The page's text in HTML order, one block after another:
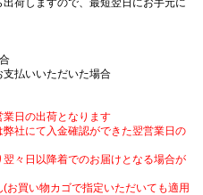
支払いいただいた場合
日の出荷となります
社にて入金確認ができた翌営業日の
々日以降着でのお届けとなる場合が
買い物カゴで指定いただいても適用